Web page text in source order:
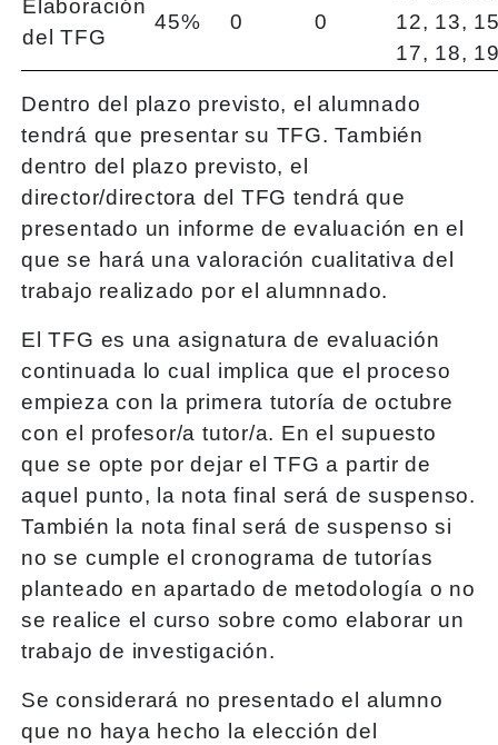
Elaboración
del TFG
45% 0 0
12, 13,
17, 18,
Dentro del plazo previsto, el alumnado
tendrá que presentar su TFG. También
dentro del plazo previsto, el
director/directora del TFG tendrá que
presentado un informe de evaluación en el
que se hará una valoración cualitativa del
trabajo realizado por el alumnnado.
El TFG es una asignatura de evaluación
continuada lo cual implica que el proceso
empieza con la primera tutoría de octubre
con el profesor/a tutor/a. En el supuesto
que se opte por dejar el TFG a partir de
aquel punto, la nota final será de suspenso.
También la nota final será de suspenso si
no se cumple el cronograma de tutorías
planteado en apartado de metodología o no
se realice el curso sobre como elaborar un
trabajo de investigación.
Se considerará no presentado el alumno
que no haya hecho la elección del